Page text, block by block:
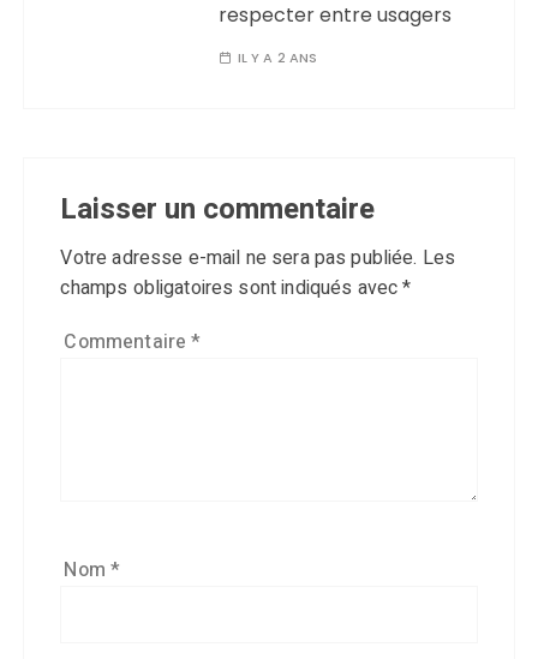
respecter entre usagers
IL Y A 2 ANS
Laisser un commentaire
Votre adresse e-mail ne sera pas publiée. Les
champs obligatoires sont indiqués avec*
Commentaire*
Nom*